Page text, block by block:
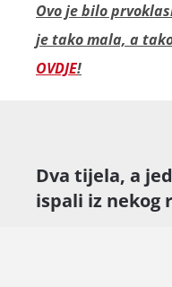
Ovo je bilo
je tako mala, a
OVDJE!
Dva tijela, a
ispali iz